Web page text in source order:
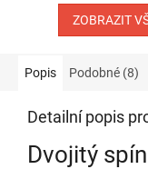
ZOBRAZIT
Popis Podobné (8)
Detailní popis
Dvojitý